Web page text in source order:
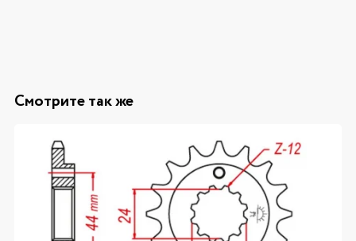
Смотрите так же